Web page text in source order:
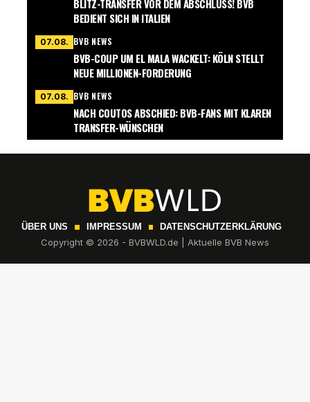
BLITZ-TRANSFER VOR DEM ABSCHLUSS! BVB
BEDIENT SICH IN ITALIEN
07.08. BVB NEWS
BVB-COUP UM EL MALA WACKELT: KÖLN STELLT
NEUE MILLIONEN-FORDERUNG
07.08. BVB NEWS
NACH COUTOS ABSCHIED: BVB-FANS MIT KLAREN
TRANSFER-WÜNSCHEN
ÜBER UNS IMPRESSUM DATENSCHUTZERKLÄRUNG
Copyright © 2026 - BVBWLD.de | Aktuelle BVB News